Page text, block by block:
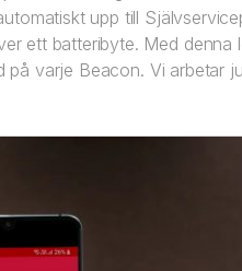
upp till
ett batteribyte. Med denna
varje Beacon. Vi arbetar